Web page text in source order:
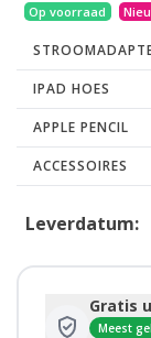
Op voorraad
IPAD HOES
APPLE PENCIL
ACCESSOIRES
Leverdatum:
Gratis
Meest